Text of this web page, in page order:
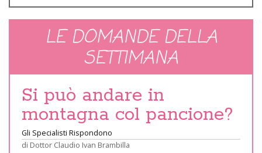
LE DOMANDE DELLA
SETTIMANA
Si può andare in
montagna col pancione?
Gli Specialisti Rispondono
di Dottor Claudio Ivan Brambilla